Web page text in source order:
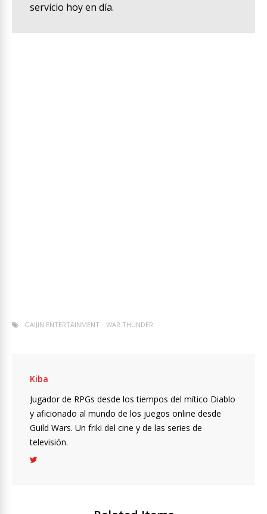
servicio hoy en día.
GAIJIN ENTERTAINMENT WAR THUNDER
Kiba
Jugador de RPGs desde los tiempos del mítico Diablo
y aficionado al mundo de los juegos online desde
Guild Wars. Un friki del cine y de las series de
televisión.